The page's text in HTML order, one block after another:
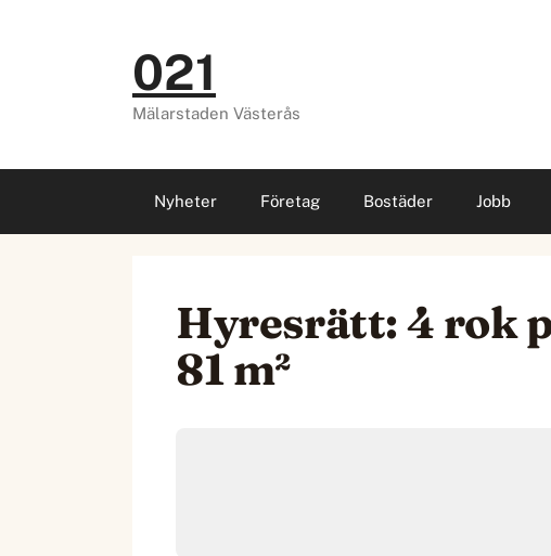
021
Mälarstaden Västerås
Nyheter Företag Bostäder Jobb
Hyresrätt: 4 rok
81 m²